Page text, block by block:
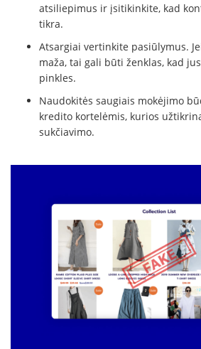
atsiliepimus ir įsitikinkite, kad
tikra.
Atsargiai vertinkite pasiūlymus.
maža, tai gali būti ženklas, kad
pinkles.
Naudokitės saugiais mokėjimo
kredito kortelėmis, kurios
sukčiavimo.